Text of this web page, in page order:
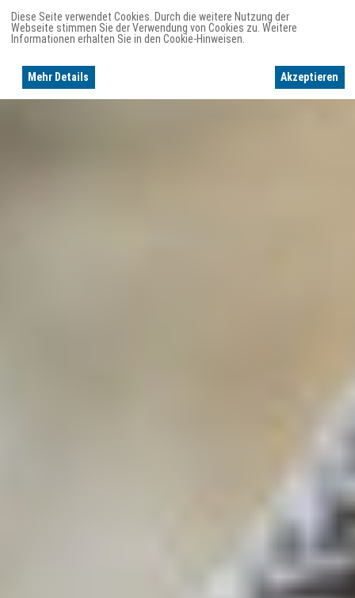
Diese Seite verwendet Cookies. Durch die weitere Nutzung der
Webseite stimmen Sie der Verwendung von Cookies zu. Weitere
Informationen erhalten Sie in den Cookie-Hinweisen.
Mehr Details Akzeptieren